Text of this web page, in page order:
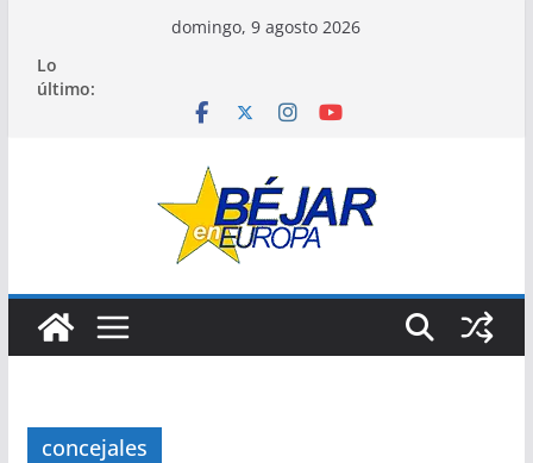
contenido
domingo, 9 agosto 2026
Lo
último:
concejales